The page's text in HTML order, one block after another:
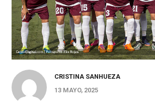
CRISTINA SANHUEZA
13 MAYO, 2025